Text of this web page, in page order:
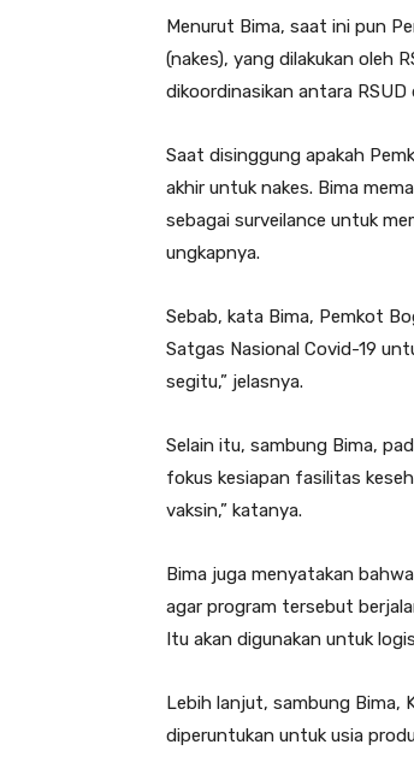
Menurut Bima, saat ini pun
(nakes), yang dilakukan oleh
dikoordinasikan antara RSUD
Saat disinggung apakah
akhir untuk nakes. Bima
sebagai surveilance untuk
ungkapnya.
Sebab, kata Bima, Pemkot
Satgas Nasional Covid-19
segitu,” jelasnya.
Selain itu, sambung Bima,
fokus kesiapan fasilitas
vaksin,” katanya.
Bima juga menyatakan
agar program tersebut
Itu akan digunakan untuk
Lebih lanjut, sambung Bima,
diperuntukan untuk usia